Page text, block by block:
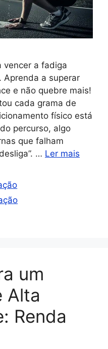
vencer a fadiga
Aprenda a superar
e não quebre mais!
cada grama de
físico está
percurso, algo
que falham
… Ler mais
um
Alta
Renda